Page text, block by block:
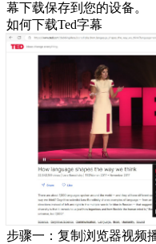
幕下载保存到您的设备。
如何下载Ted字幕
步骤一：复制浏览器视频